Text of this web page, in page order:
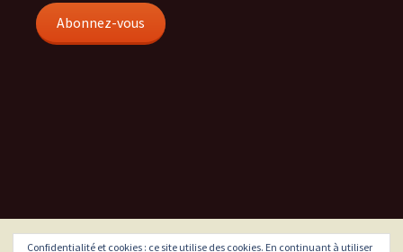
Abonnez-vous
Confidentialité et cookies : ce site utilise des cookies. En continuant à utiliser